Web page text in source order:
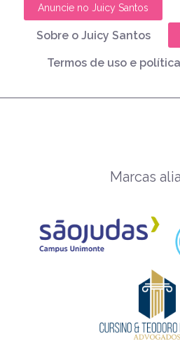
Anuncie no Juicy Santos
Sobre o Juicy Santos
Termos de uso e
Marcas